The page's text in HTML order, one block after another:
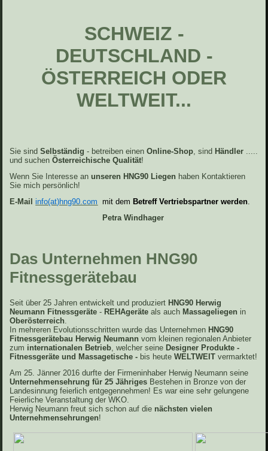
SCHWEIZ -
DEUTSCHLAND -
ÖSTERREICH ODER
WELTWEIT...
Sie sindSelbständig - betreiben einenOnline-Shop, sind Händler .....
und suchenÖsterreichische Qualität!
Wenn Sie Interesse anunseren HNG90 Liegen haben Kontaktieren
Sie mich persönlich!
E-Mail
info(at)hng90.com mit dem Betreff Vertriebspartner werden.
Petra Windhager
Das Unternehmen HNG90
Fitnessgerätebau
Seit über 25 Jahren entwickelt und produziert HNG90 Herwig
Neumann Fitnessgeräte- REHAgeräte als auch Massageliegen in
Oberösterreich.
In mehreren Evolutionsschritten wurde das Unternehmen HNG90
Fitnessgerätebau Herwig Neumann vom kleinen regionalen Anbieter
zum internationalen Betrieb, welcher seine Designer Produkte -
Fitnessgeräte und Massagetische - bis heute WELTWEITvermarktet!
Am 25. Jänner 2016 durfte der Firmeninhaber Herwig Neumann seine
Unternehmensehrung für 25 Jähriges Bestehen in Bronze von der
Landesinnung feierlich entgegennehmen! Es war eine sehr gelungene
Feierliche Veranstaltung der WKO.
Herwig Neumann freut sich schon auf die nächsten vielen
Unternehmensehrungen!